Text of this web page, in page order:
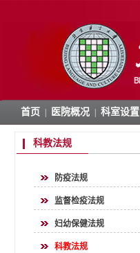
首页 医院概况 科室设置
科教法规
防疫法规
监督检疫法规
妇幼保健法规
科教法规